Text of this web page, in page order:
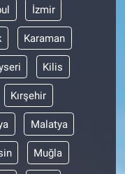
İzmir
Karaman
Kilis
Kırşehir
Malatya
Muğla